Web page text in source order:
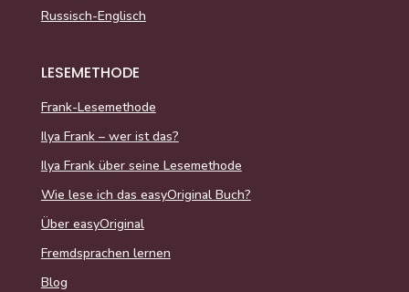
Russisch-Englisch
LESEMETHODE
Frank-Lesemethode
Ilya Frank – wer ist das?
Ilya Frank über seine Lesemethode
Wie lese ich das easyOriginal Buch?
Über easyOriginal
Fremdsprachen lernen
Blog